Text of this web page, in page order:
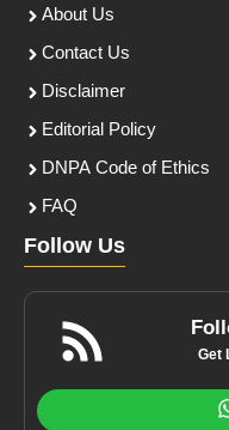
About Us
Contact Us
Disclaimer
Editorial Policy
DNPA Code of Ethics
FAQ
Follow Us
Get